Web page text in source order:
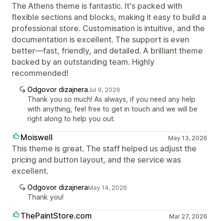
The Athens theme is fantastic. It's packed with
flexible sections and blocks, making it easy to build a
professional store. Customisation is intuitive, and the
documentation is excellent. The support is even
better—fast, friendly, and detailed. A brilliant theme
backed by an outstanding team. Highly
recommended!
Odgovor dizajneraJul 9, 2026
Thank you so much! As always, if you need any help
with anything, feel free to get in touch and we will be
right along to help you out.
Moiswell May 13, 2026
This theme is great. The staff helped us adjust the
pricing and button layout, and the service was
excellent.
Odgovor dizajneraMay 14, 2026
Thank you!
ThePaintStore.com Mar 27, 2026